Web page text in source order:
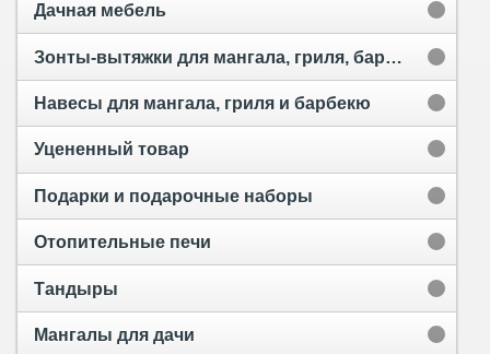
Дачная мебель
Зонты-вытяжки для мангала, гриля, барбекю и тандыра
Навесы для мангала, гриля и барбекю
Уцененный товар
Подарки и подарочные наборы
Отопительные печи
Тандыры
Мангалы для дачи